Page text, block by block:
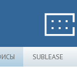
SUBLEASE